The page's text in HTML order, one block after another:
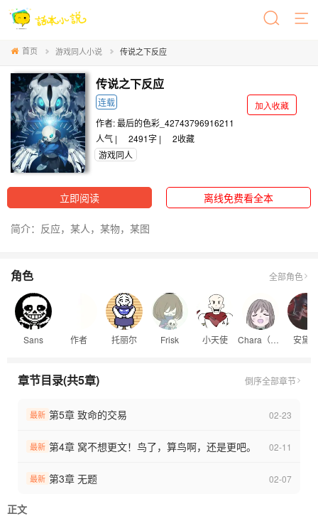
首页 游戏同人小说 传说之下反应
传说之下反应
连载
加入收藏
作者:最后的色彩_42743796916211
人气 |
2491字 | 2收藏
游戏同人
立即阅读 离线免费看全本
简介：反应，某人，某物，某图
角色 全部角色
Sans 作者 托丽尔 Frisk 小天使 Chara（灵魂体） 安黛因
章节目录(共5章) 倒序全部章节
最新 第5章 致命的交易 02-23
最新 第4章 窝不想更文！鸟了，算鸟啊，还是更吧。 02-11
最新 第3章 无题 02-07
正文